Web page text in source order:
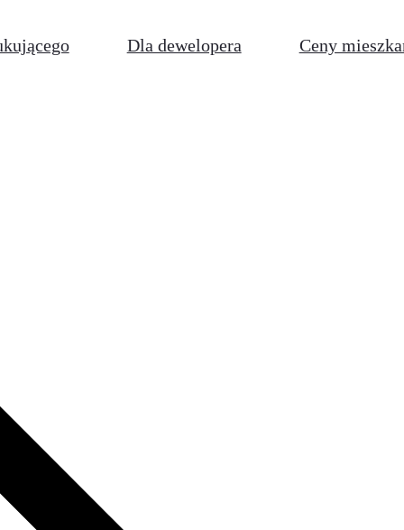
Dla dewelopera Ceny